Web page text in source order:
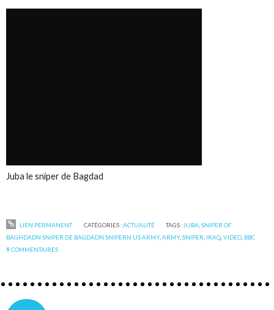
Juba le sniper de Bagdad
LIEN PERMANENT CATÉGORIES :ACTUALITÉ TAGS : JUBA SNIPER OF
BAGHDADN SNIPER DE BAGDADN SNIPERN US ARMY,ARMY,SNIPER IRAQ ,VIDEO BBC
9COMMENTAIRES